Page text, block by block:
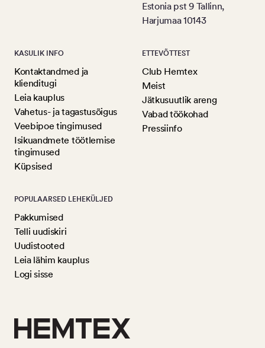
Estonia pst 9 Tallinn,
Harjumaa 10143
KASULIK INFO
Kontaktandmed ja
klienditugi
Leia kauplus
Vahetus- ja tagastusõigus
Veebipoe tingimused
Isikuandmete töötlemise
tingimused
Küpsised
ETTEVÕTTEST
Club Hemtex
Meist
Jätkusuutlik areng
Vabad töökohad
Pressiinfo
POPULAARSED LEHEKÜLJED
Pakkumised
Telli uudiskiri
Uudistooted
Leia lähim kauplus
Logi sisse